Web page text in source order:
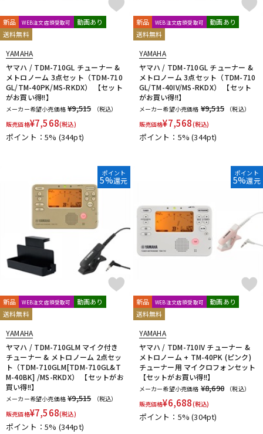
新品 WEB注文店頭受取可
動画あり
送料無料
YAMAHA
ヤマハ / TDM-710GL チューナー &
メトロノーム 3点セット（TDM-710
GL/TM-40PK/MS-RKDX） 【セット
がお買い得!!】
メーカー希望小売価格 ¥9,515
（税込）
販売価格¥7,568(税込)
ポイント：5% (344pt)
新品 WEB注文店頭受取可
動画あり
送料無料
YAMAHA
ヤマハ / TDM-710GL チューナー &
メトロノーム 3点セット（TDM-710
GL/TM-40IV/MS-RKDX） 【セット
がお買い得!!】
メーカー希望小売価格 ¥9,515
（税込）
販売価格¥7,568(税込)
ポイント：5%(344pt)
ポイント
5%還元
新品 WEB注文店頭受取可
動画あり
送料無料
YAMAHA
ヤマハ / TDM-710GLM マイク付き
チューナー & メトロノーム 2点セッ
ト（TDM-710GLM[TDM-710GL&T
M-40BK] /MS-RKDX） 【セットがお
買い得!!】
メーカー希望小売価格 ¥9,515
（税込）
販売価格¥7,568(税込)
ポイント：5% (344pt)
ポイント
5%還元
新品 WEB注文店頭受取可
動画あり
送料無料
YAMAHA
ヤマハ / TDM-710IV チューナー &
メトロノーム + TM-40PK (ピンク)
チューナー用 マイクロフォンセット
【セットがお買い得!!】
メーカー希望小売価格 ¥8,690
（税込）
販売価格¥6,688(税込)
ポイント：5%(304pt)